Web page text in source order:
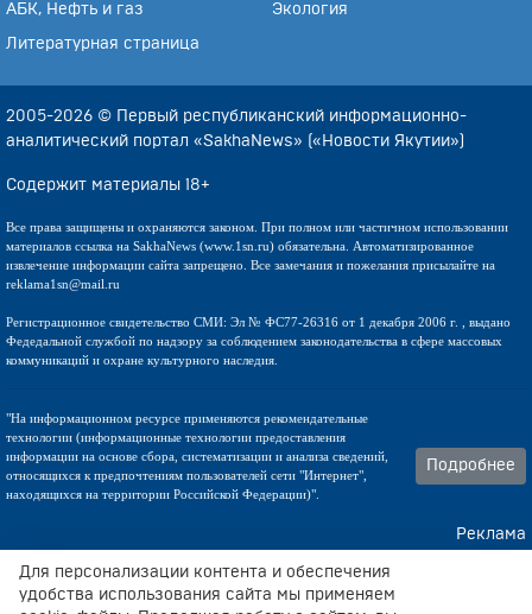
АБК, Нефть и газ Экология
Литературная страница
2005-2026 © Первый республиканский информационно-
аналитический портал «SakhaNews» («Новости Якутии»)
Содержит материалы 18+
Все права защищены и охраняются законом. При полном или частичном использовании
материалов ссылка на SakhaNews (www.1sn.ru) обязательна. Автоматизированное
извлечение информации сайта запрещено. Все замечания и пожелания присылайте на
reklama1sn@mail.ru
Регистрационное свидетельство СМИ: Эл № ФС77-26316 от 1 декабря 2006 г. , выдано
Федедальной службой по надзору за соблюдением законодательства в сфере массовых
коммуникаций и охране культурного наследия.
"На информационном ресурсе применяются рекомендательные
технологии (информационные технологии предоставления
информации на основе сбора, систематизации и анализа сведений,
относящихся к предпочтениям пользователей сети "Интернет",
находящихся на территории Российской Федерации)".
Подробнее
Реклама
Для персонализации контента и обеспечения
удобства использования сайта мы применяем